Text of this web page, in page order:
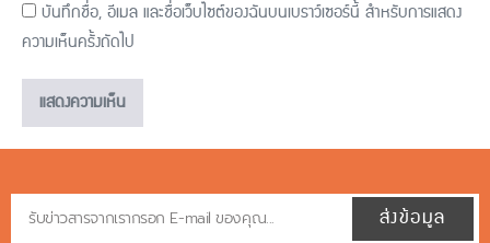
บันทึกชื่อ, อีเมล และชื่อเว็บไซต์ของฉันบนเบราว์เซอร์นี้ สำหรับการแสดง
ความเห็นครั้งถัดไป
ส่งข้อมูล